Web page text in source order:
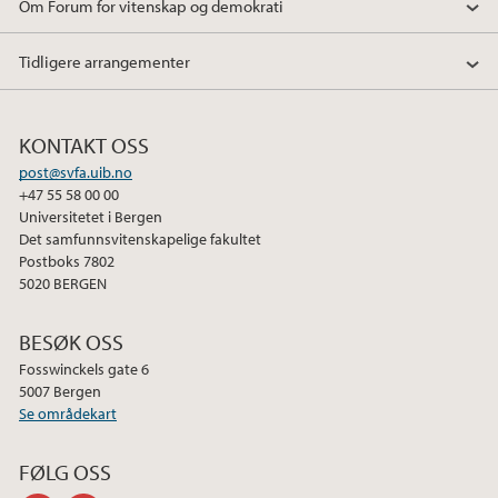
r
I
o
k
Om Forum for vitenskap og demokrati
Tidligere arrangementer
KONTAKT OSS
post@svfa.uib.no
+47 55 58 00 00
Universitetet i Bergen
Det samfunnsvitenskapelige fakultet
Postboks 7802
5020 BERGEN
BESØK OSS
Fosswinckels gate 6
5007 Bergen
Se områdekart
FØLG OSS